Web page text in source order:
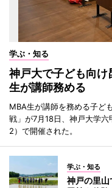
学ぶ・知る
神戸大で子ども向
生が講師務める
MBA生が講師を務める子ど
戦」が7月18日、神戸大学
2）で開催された。
学ぶ・知る
神戸の里